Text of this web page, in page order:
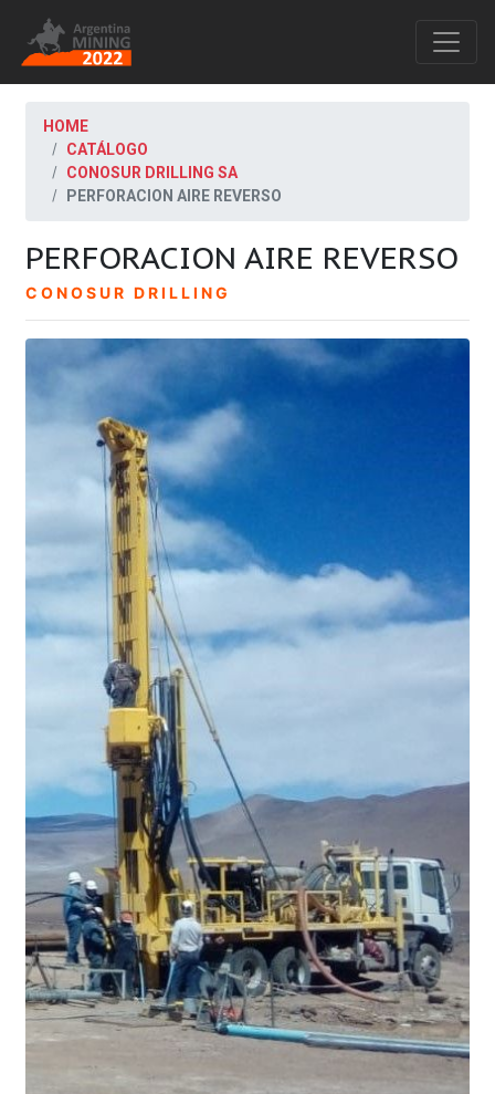
HOME
CATÁLOGO
CONOSUR DRILLING SA
PERFORACION AIRE REVERSO
PERFORACION AIRE REVERSO
CONOSUR DRILLING